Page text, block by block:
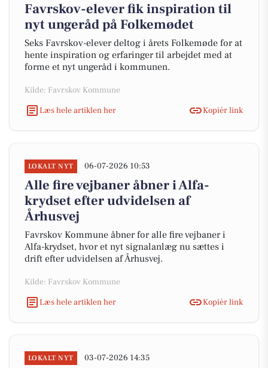
Favrskov-elever fik inspiration til
nyt ungeråd på Folkemødet
Seks Favrskov-elever deltog i årets Folkemøde for at
hente inspiration og erfaringer til arbejdet med at
forme et nyt ungeråd i kommunen.
Kilde: Favrskov Kommune
Læs hele artiklen her
Kopiér link
LOKALT NYT 06-07-2026 10:53
Alle fire vejbaner åbner i Alfa-
krydset efter udvidelsen af
Århusvej
Favrskov Kommune åbner for alle fire vejbaner i
Alfa-krydset, hvor et nyt signalanlæg nu sættes i
drift efter udvidelsen af Århusvej.
Kilde: Favrskov Kommune
Læs hele artiklen her
Kopiér link
LOKALT NYT 03-07-2026 14:35